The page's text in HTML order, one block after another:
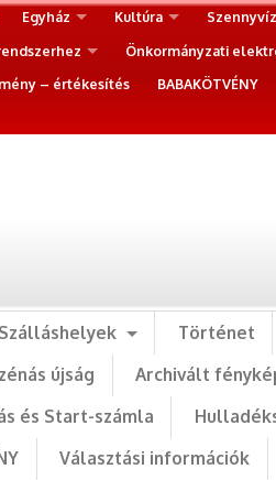
Egyház Kultúra
Önkormányzati
– értékesítés BABAKÖTVÉNY
Szálláshelyek Történet
újság Archivált
és Start-számla
Választási információk